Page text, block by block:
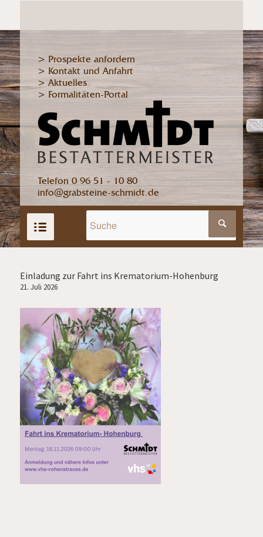
> Prospekte anfordern
> Kontakt und Anfahrt
> Aktuelles
> Formalitäten-Portal
Telefon 0 96 51 - 10 80
info@grabsteine-schmidt.de
Einladung zur Fahrt ins Krematorium-Hohenburg
21. Juli 2026